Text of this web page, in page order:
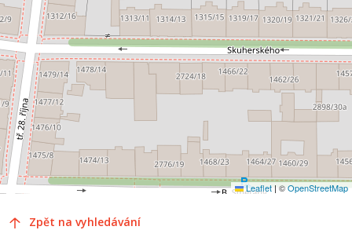
Leaflet | ©OpenStreetMap
Zpět na vyhledávání